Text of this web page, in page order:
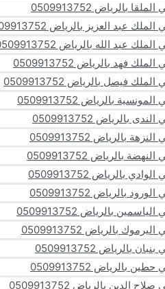
0509913752
العزيز بالرياض 0509913752
الله بالرياض 0509913752
بالرياض 0509913752
بالرياض 0509913752
بالرياض 0509913752
0509913752
0509913752
0509913752
0509913752
0509913752
بالرياض 0509913752
بالرياض 0509913752
0509913752
0509913752
بالرياض 0509913752